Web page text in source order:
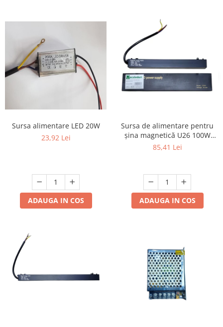
Corpuri Led lineare
Feronerie
Butuc yala,Broaste usa,Lacat
Tablou si sigurante electrice
Scule / utile / sonerii/ rulete
Adezivi si benzi adezive
Pistoale de lipit si accesorii
taiat,accesorii pentru gaurit si
Trepied
Ventilator
Sursa alimentare LED 20W
23,92 Lei
ADAUGA IN COS
Sursa de alimentare pentru
șina magnetică U26 100W
DC48V
85,41 Lei
ADAUGA IN COS